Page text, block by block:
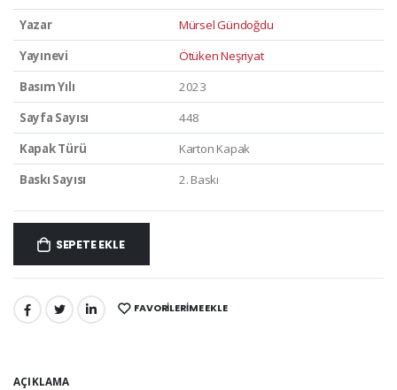
Yazar
Mürsel Gündoğdu
Yayınevi
Ötüken Neşriyat
Basım Yılı
2023
Sayfa Sayısı
448
Kapak Türü
Karton Kapak
Baskı Sayısı
2. Baskı
SEPETE EKLE
PAYLAŞ: FAVORILERIME EKLE
AÇIKLAMA